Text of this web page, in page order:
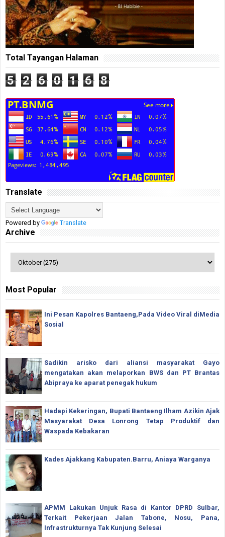
Total Tayangan Halaman
5 2 6 0 1 6 8
Translate
Powered by Translate
Archive
Most Popular
Ini Pesan Kapolres Bantaeng,Pada Video Viral diMedia
Sosial
Sadikin arisko dari aliansi masyarakat Gayo
mengatakan akan melaporkan BWS dan PT Brantas
Abipraya ke aparat penegak hukum
Hadapi Kekeringan, Bupati Bantaeng Ilham Azikin Ajak
Masyarakat Desa Lonrong Tetap Produktif dan
Waspada Kebakaran
Kades Ajakkang Kabupaten.Barru, Aniaya Warganya
APMM Lakukan Unjuk Rasa di Kantor DPRD Sulbar,
Terkait Pekerjaan Jalan Tabone, Nosu, Pana,
Infrastrukturnya Tak Kunjung Selesai